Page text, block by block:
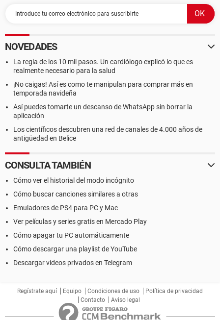
NOVEDADES
La regla de los 10 mil pasos. Un cardiólogo explicó lo que es
realmente necesario para la salud
¡No caigas! Así es como te manipulan para comprar más en
temporada navideña
Así puedes tomarte un descanso de WhatsApp sin borrar la
aplicación
Los científicos descubren una red de canales de 4.000 años de
antigüedad en Belice
CONSULTA TAMBIÉN
Cómo ver el historial del modo incógnito
Cómo buscar canciones similares a otras
Emuladores de PS4 para PC y Mac
Ver películas y series gratis en Mercado Play
Cómo apagar tu PC automáticamente
Cómo descargar una playlist de YouTube
Descargar videos privados en Telegram
Regístrate aquí Equipo Condiciones de uso
Política de privacidad
Contacto
Aviso legal